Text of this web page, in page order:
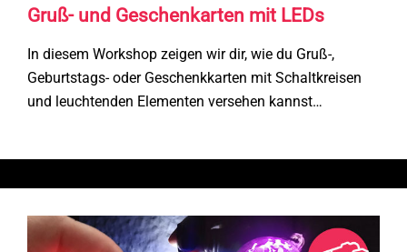
Gruß- und Geschenkarten mit LEDs
In diesem Workshop zeigen wir dir, wie du Gruß-,
Geburtstags- oder Geschenkkarten mit Schaltkreisen
und leuchtenden Elementen versehen kannst…